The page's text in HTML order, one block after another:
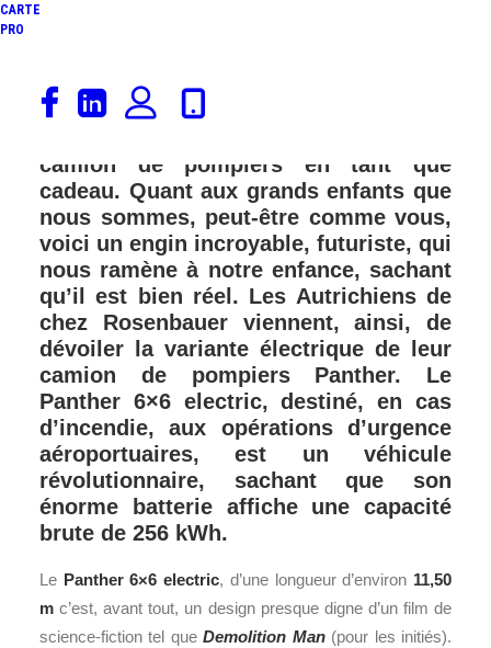
CARTE
PRO
Dans quelques jours, au matin du 25
décembre, de nombreux enfants vont
camion de pompiers en tant que
cadeau. Quant aux grands enfants que
nous sommes, peut-être comme vous,
voici un engin incroyable, futuriste, qui
nous ramène à notre enfance, sachant
qu’il est bien réel. Les Autrichiens de
chez Rosenbauer viennent, ainsi, de
dévoiler la variante électrique de leur
camion de pompiers Panther. Le
Panther 6×6 electric, destiné, en cas
d’incendie, aux opérations d’urgence
aéroportuaires, est un véhicule
révolutionnaire, sachant que son
énorme batterie affiche une capacité
brute de 256 kWh.
Le Panther 6×6 electric, d’une longueur d’environ 11,50
m c’est, avant tout, un design presque digne d’un film de
science-fiction tel queDemolition Man (pour les initiés).